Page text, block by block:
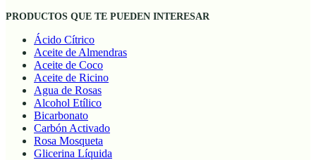
PRODUCTOS QUE TE PUEDEN INTERESAR
Ácido Cítrico
Aceite de Almendras
Aceite de Coco
Aceite de Ricino
Agua de Rosas
Alcohol Etílico
Bicarbonato
Carbón Activado
Rosa Mosqueta
Glicerina Líquida